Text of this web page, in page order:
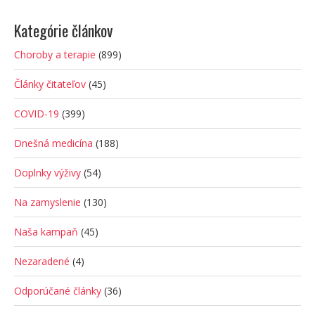
Kategórie článkov
Choroby a terapie (899)
Články čitateľov (45)
COVID-19 (399)
Dnešná medicína (188)
Doplnky výživy (54)
Na zamyslenie (130)
Naša kampaň (45)
Nezaradené (4)
Odporúčané články (36)